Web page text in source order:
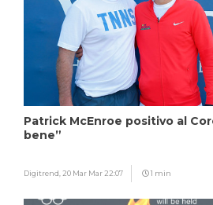
Patrick McEnroe positivo al
bene”
Digitrend, 20 Mar Mar 22:07 1 min